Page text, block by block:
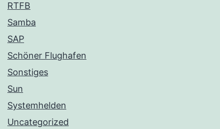
RTFB
Samba
SAP
Schöner Flughafen
Sonstiges
Sun
Systemhelden
Uncategorized